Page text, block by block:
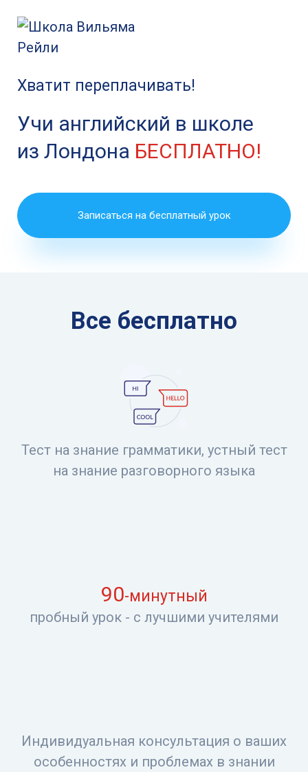
Хватит переплачивать!
Учи английский в школе
из Лондона БЕСПЛАТНО!
Записаться на бесплатный урок
Все бесплатно
Тест на знание грамматики, устный тест
на знание разговорного языка
90-минутный
пробный урок - с лучшими учителями
Индивидуальная консультация о ваших
особенностях и проблемах в знании